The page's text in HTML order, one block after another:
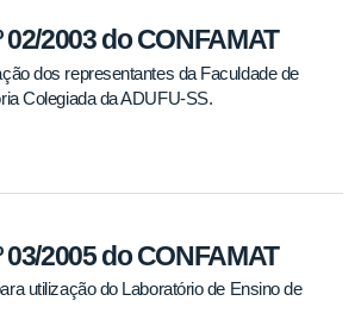
2003 do CONFAMAT
dos representantes da Faculdade de
Colegiada da ADUFU-SS.
2005 do CONFAMAT
utilização do Laboratório de Ensino de